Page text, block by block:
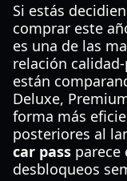
Si estás
comprar este
es una de las
relación
están
Deluxe,
forma más
posteriores al
car pass
desbloqueos